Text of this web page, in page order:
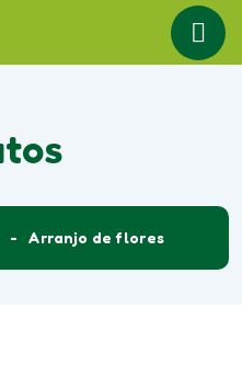
Arranjo de flores